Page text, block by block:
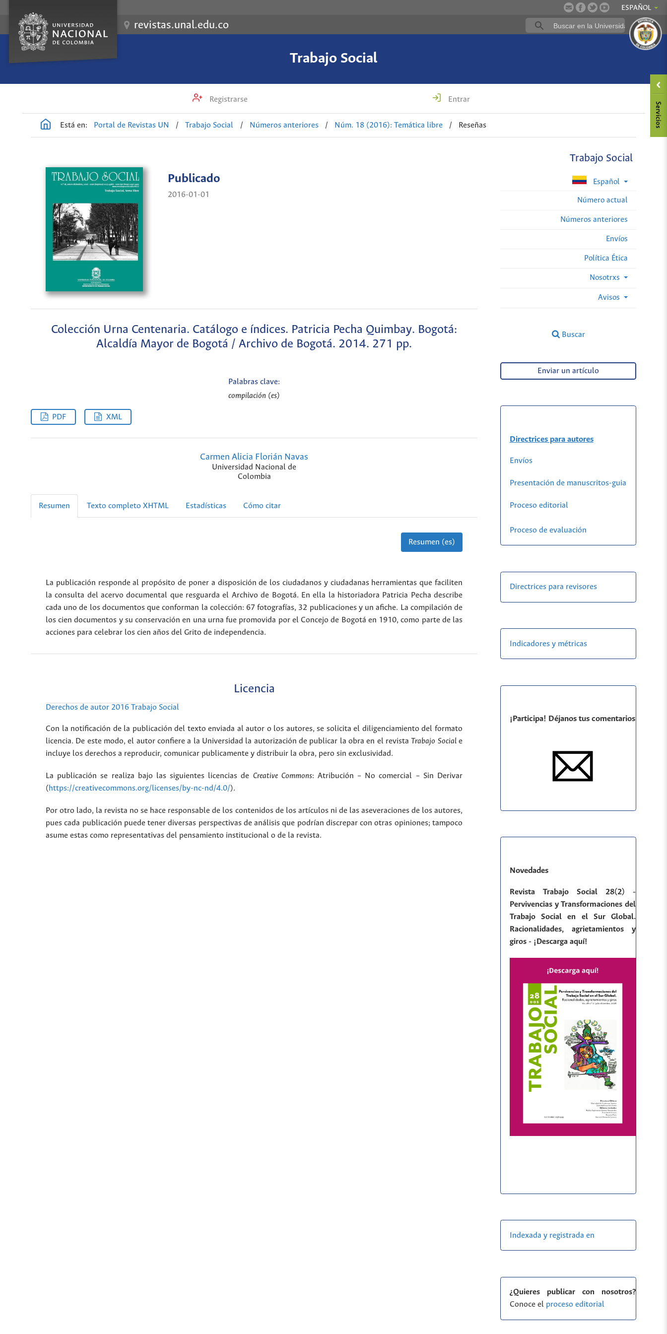
ESPAÑOL
revistas.unal.edu.co
Trabajo Social
Registrarse Entrar
Está en: Portal de Revistas UN / Trabajo Social / Números anteriores / Núm. 18 (2016): Temática libre / Reseñas
Trabajo Social
Español
Número actual
Números anteriores
Envíos
Política Ética
Nosotrxs
Avisos
Buscar
Publicado
2016-01-01
Colección Urna Centenaria. Catálogo e índices. Patricia Pecha Quimbay. Bogotá:
Alcaldía Mayor de Bogotá / Archivo de Bogotá. 2014. 271 pp.
Palabras clave:
compilación (es)
PDF XML
Carmen Alicia Florián Navas
Universidad Nacional de
Colombia
Resumen Texto completo XHTML Estadísticas Cómo citar
Resumen (es)
La publicación responde al propósito de poner a disposición de los ciudadanos y ciudadanas herramientas que faciliten
la consulta del acervo documental que resguarda el Archivo de Bogotá. En ella la historiadora Patricia Pecha describe
cada uno de los documentos que conforman la colección: 67 fotografías, 32 publicaciones y un afiche. La compilación de
los cien documentos y su conservación en una urna fue promovida por el Concejo de Bogotá en 1910, como parte de las
acciones para celebrar los cien años del Grito de independencia.
Licencia
Derechos de autor 2016 Trabajo Social
Con la notificación de la publicación del texto enviada al autor o los autores, se solicita el diligenciamiento del formato
licencia. De este modo, el autor confiere a la Universidad la autorización de publicar la obra en el revistaTrabajo Sociale
incluye los derechos a reproducir, comunicar publicamente y distribuir la obra, pero sin exclusividad.
La publicación se realiza bajo las siguientes licencias de Creative Commons: Atribución – No comercial – Sin Derivar
(https://creativecommons.org/licenses/by-nc-nd/4.0/).
Por otro lado, la revista no se hace responsable de los contenidos de los artículos ni de las aseveraciones de los autores,
pues cada publicación puede tener diversas perspectivas de análisis que podrían discrepar con otras opiniones; tampoco
asume estas como representativas del pensamiento institucional o de la revista.
Enviar un artículo
Directrices para autores
Envíos
Presentación de manuscritos-guia
Proceso editorial
Proceso de evaluación
Directrices para revisores
Indicadores y métricas
¡Participa! Déjanos tus comentarios
Novedades
Revista Trabajo Social 28(2) -
Pervivencias y Transformaciones del
Trabajo Social en el Sur Global.
Racionalidades, agrietamientos y
giros - ¡Descarga aquí!
Indexada y registrada en
¿Quieres publicar con nosotros?
Conoce el proceso editorial